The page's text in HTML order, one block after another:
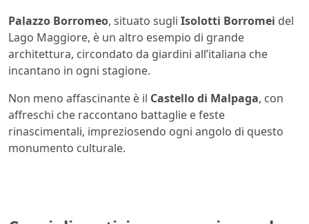
Palazzo Borromeo, situato sugli Isolotti Borromei del
Lago Maggiore, è un altro esempio di grande
architettura, circondato da giardini all’italiana che
incantano in ogni stagione.
Non meno affascinante è il Castello di Malpaga, con
affreschi che raccontano battaglie e feste
rinascimentali, impreziosendo ogni angolo di questo
monumento culturale.